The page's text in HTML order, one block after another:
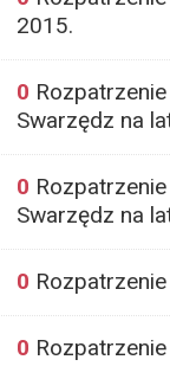
2015.
0
Swarzędz na
0
Swarzędz na
0
0